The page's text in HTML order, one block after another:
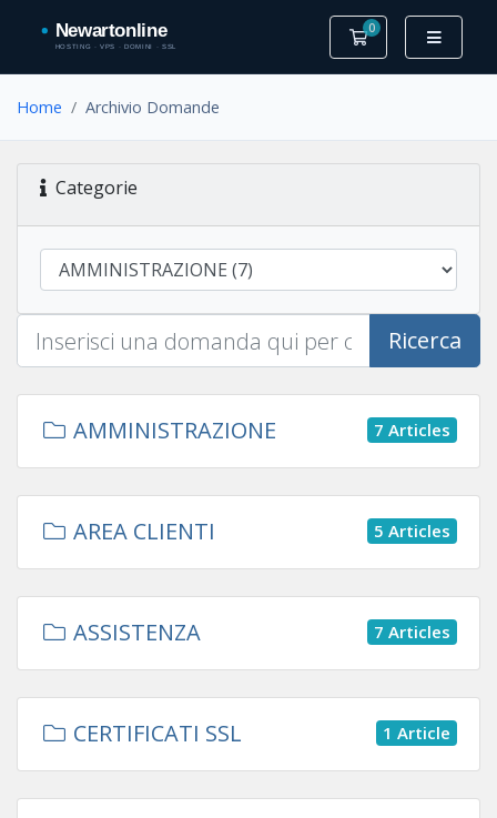
0
Carrello
Home Archivio Domande
Categorie
Ricerca
7 Articles
AMMINISTRAZIONE
5 Articles
AREA CLIENTI
7 Articles
ASSISTENZA
1 Article
CERTIFICATI SSL